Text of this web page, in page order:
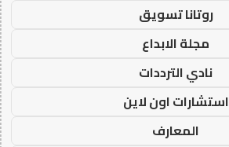
روتانا تسويق
مجلة الابداع
نادي الترددات
استشارات اون لاين
المعارف